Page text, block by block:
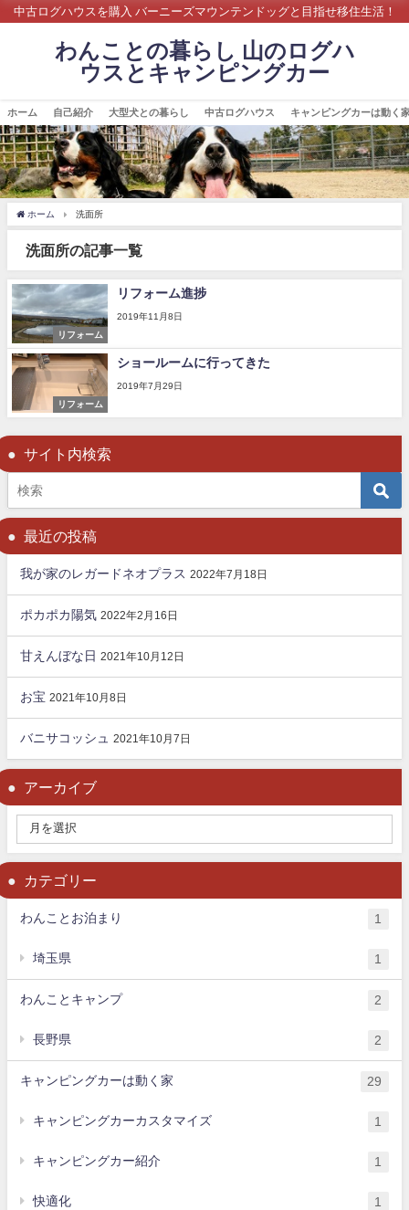
中古ログハウスを購入 バーニーズマウンテンドッグと目指せ移住生活！
わんことの暮らし 山のログハ
ウスとキャンピングカー
ホーム 自己紹介 大型犬との暮らし 中古ログハウス キャンピングカーは動く
ホーム 洗面所
洗面所の記事一覧
リフォーム
リフォーム進捗
2019年11月8日
リフォーム
ショールームに行ってきた
2019年7月29日
サイト内検索
最近の投稿
我が家のレガードネオプラス 2022年7月18日
ポカポカ陽気 2022年2月16日
甘えんぼな日 2021年10月12日
お宝 2021年10月8日
バニサコッシュ 2021年10月7日
アーカイブ
カテゴリー
わんことお泊まり 1
埼玉県 1
わんことキャンプ 2
長野県 2
キャンピングカーは動く家 29
キャンピングカーカスタマイズ 1
キャンピングカー紹介 1
快適化 1